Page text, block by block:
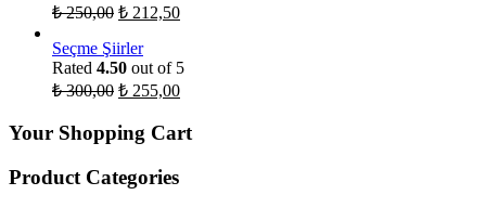
₺250,00 ₺ 212,50
Seçme Şiirler
Rated 4.50 out of 5
₺300,00 ₺ 255,00
Your Shopping Cart
Product Categories